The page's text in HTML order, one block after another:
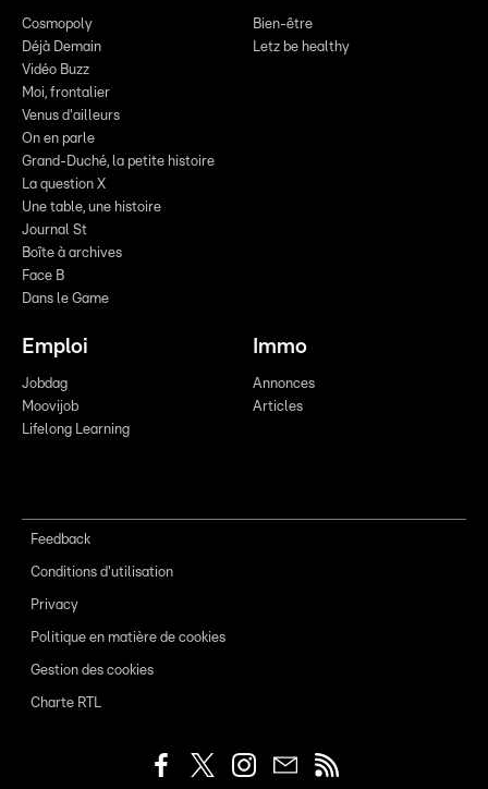
Cosmopoly
Déjà Demain
Vidéo Buzz
Moi, frontalier
Venus d'ailleurs
On en parle
Grand-Duché, la petite histoire
La question X
Une table, une histoire
Journal St
Boîte à archives
Face B
Dans le Game
Bien-être
Letz be healthy
Emploi
Jobdag
Moovijob
Lifelong Learning
Immo
Annonces
Articles
Feedback
Conditions d'utilisation
Privacy
Politique en matière de cookies
Gestion des cookies
Charte RTL